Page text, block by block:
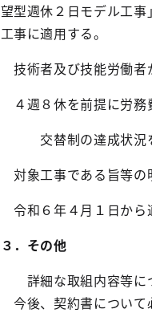
望型週休２日モデル工
工事に適用する。
技術者及び技能労働者
４週８休を前提に労務
交替制の達成状況を
対象工事である旨等の
令和６年４月１日から
３．その他
詳細な取組内容等に
今後、契約書について